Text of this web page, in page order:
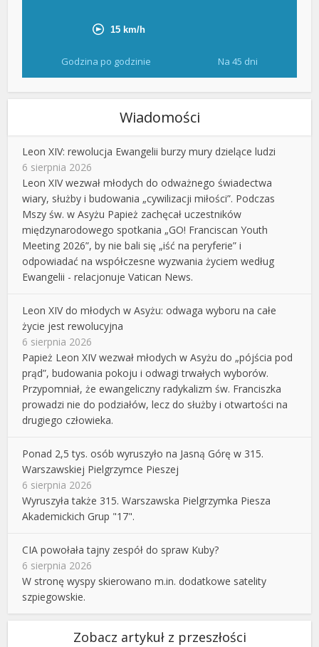
Godzina po godzinie Na 45 dni
Wiadomości
Leon XIV: rewolucja Ewangelii burzy mury dzielące ludzi
6 sierpnia 2026
Leon XIV wezwał młodych do odważnego świadectwa
wiary, służby i budowania „cywilizacji miłości”. Podczas
Mszy św. w Asyżu Papież zachęcał uczestników
międzynarodowego spotkania „GO! Franciscan Youth
Meeting 2026”, by nie bali się „iść na peryferie” i
odpowiadać na współczesne wyzwania życiem według
Ewangelii - relacjonuje Vatican News.
Leon XIV do młodych w Asyżu: odwaga wyboru na całe
życie jest rewolucyjna
6 sierpnia 2026
Papież Leon XIV wezwał młodych w Asyżu do „pójścia pod
prąd”, budowania pokoju i odwagi trwałych wyborów.
Przypomniał, że ewangeliczny radykalizm św. Franciszka
prowadzi nie do podziałów, lecz do służby i otwartości na
drugiego człowieka.
Ponad 2,5 tys. osób wyruszyło na Jasną Górę w 315.
Warszawskiej Pielgrzymce Pieszej
6 sierpnia 2026
Wyruszyła także 315. Warszawska Pielgrzymka Piesza
Akademickich Grup "17".
CIA powołała tajny zespół do spraw Kuby?
6 sierpnia 2026
W stronę wyspy skierowano m.in. dodatkowe satelity
szpiegowskie.
Zobacz artykuł z przeszłości